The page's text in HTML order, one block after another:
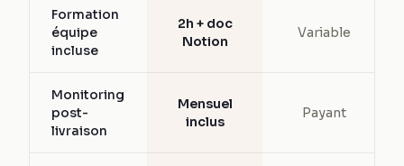
Formation
équipe
incluse
2h + doc
Notion
Variable
Monitoring
post-
livraison
Mensuel
inclus
Payant